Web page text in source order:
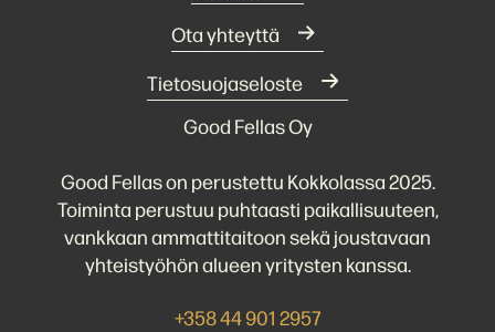
Ota yhteyttä
Tietosuojaseloste
Good Fellas Oy
Good Fellas on perustettu Kokkolassa 2025.
Toiminta perustuu puhtaasti paikallisuuteen,
vankkaan ammattitaitoon sekä joustavaan
yhteistyöhön alueen yritysten kanssa.
+358 44 901 2957